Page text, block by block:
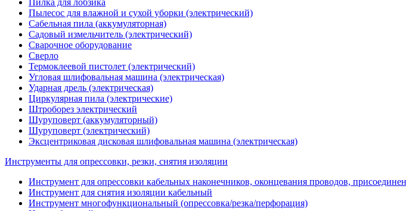
Пилка для лобзика
Пылесос для влажной и сухой уборки (электрический)
Сабельная пила (аккумуляторная)
Садовый измельчитель (электрический)
Сварочное оборудование
Сверло
Термоклеевой пистолет (электрический)
Угловая шлифовальная машина (электрическая)
Ударная дрель (электрическая)
Циркулярная пила (электрические)
Штроборез электрический
Шуруповерт (аккумуляторный)
Шуруповерт (электрический)
Эксцентриковая дисковая шлифовальная машина (электрическая)
Инструменты для опрессовки, резки, снятия изоляции
Инструмент для опрессовки кабельных наконечников, оконцевания проводов,
Инструмент для снятия изоляции кабельный
Инструмент многофункциональный (опрессовка/резка/перфорация)